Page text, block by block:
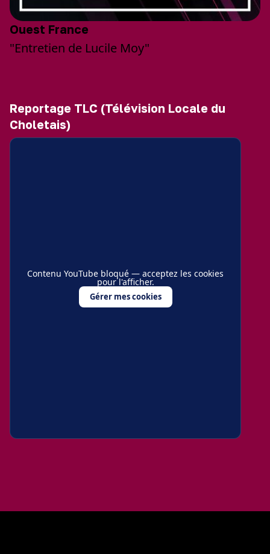
Ouest France
"Entretien de Lucile Moy"
Reportage TLC (Télévision Locale du
Choletais)
Contenu YouTube bloqué — acceptez les cookies
pour l'afficher.
Gérer mes cookies